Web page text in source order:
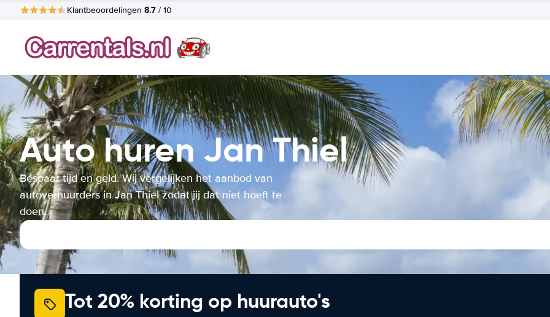
Klantbeoordelingen 8.7 / 10
Auto huren Jan Thiel
Bespaar tijd en geld. Wij vergelijken het aanbod van
autoverhuurders in Jan Thiel zodat jij dat niet hoeft te
doen.
Tot 20% korting op huurauto's